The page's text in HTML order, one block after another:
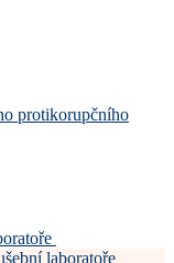
protikorupčního
laboratoře